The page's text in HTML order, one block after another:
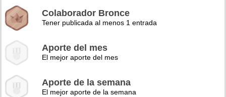
Colaborador Bronce
Tener publicada al menos 1 entrada
Aporte del mes
El mejor aporte del mes
Aporte de la semana
El mejor aporte de la semana